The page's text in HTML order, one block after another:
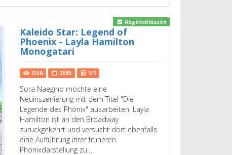
Abgeschlossen
Kaleido Star: Legend of
Phoenix - Layla Hamilton
Monogatari
OVA 2005 1/1
Sora Naegino möchte eine
Neuinszenierung mit dem Titel "Die
Legende des Phönix" ausarbeiten. Layla
Hamilton ist an den Broadway
zurückgekehrt und versucht dort ebenfalls
eine Aufführung ihrer früheren
Phönixdarstellung zu…